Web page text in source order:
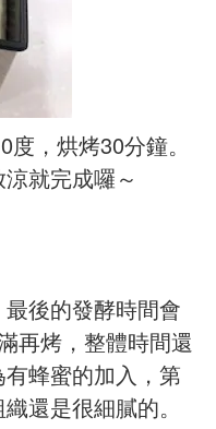
，烘烤30分鐘。
就完成囉～
後的發酵時間會
再烤，整體時間還
有蜂蜜的加入，第
還是很細膩的。